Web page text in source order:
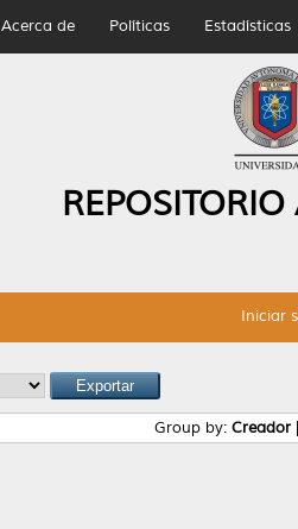
Acerca de Políticas Estadísticas
Iniciar
Group by: Creador